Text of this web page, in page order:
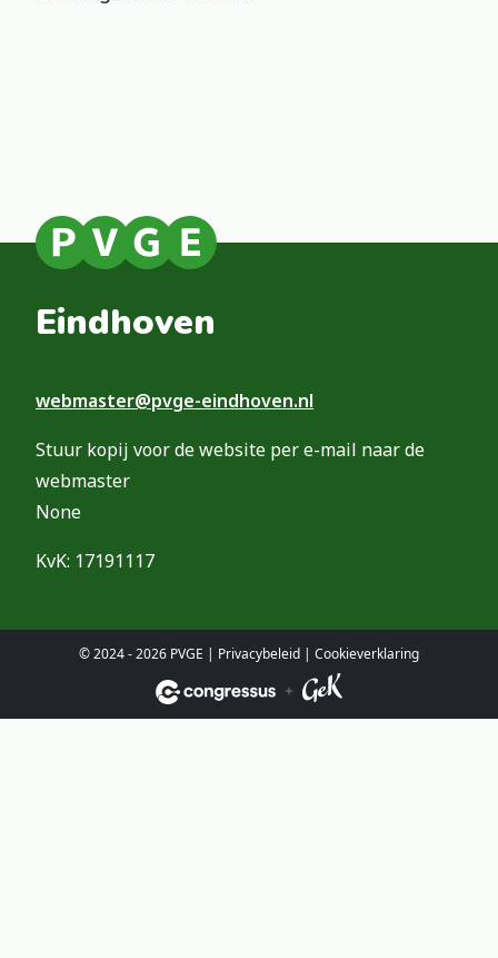
Eindhoven
webmaster@pvge-eindhoven.nl
Stuur kopij voor de website per e-mail naar de
webmaster
None
KvK: 17191117
© 2024 - 2026 PVGE | Privacybeleid | Cookieverklaring